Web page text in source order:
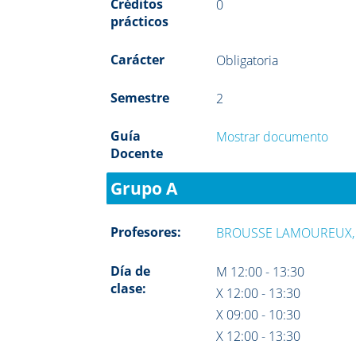
Créditos
prácticos
0
Carácter Obligatoria
Semestre 2
Guía
Docente
Mostrar documento
Grupo A
Profesores: BROUSSE
Día de
clase:
M 12:00 - 13:30
X 12:00 - 13:30
X 09:00 - 10:30
X 12:00 - 13:30